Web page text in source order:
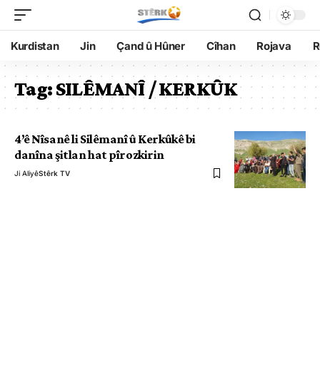
Kurdistan Jin Çand û Hûner Cîhan Rojava
Tag:SILÊMANÎ / KERKÛK
4’ê Nîsanê li Silêmanî û Kerkûkê bi
danîna şitlan hat pîrozkirin
Ji AliyêStêrk TV